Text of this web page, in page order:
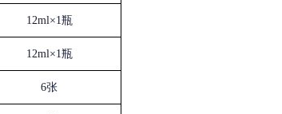
12ml×1瓶
12ml×1瓶
6张